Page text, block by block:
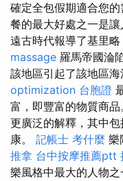
確定全包假期適合您的
餐的最大好處之一是讓
遠古時代報導了基里略
massage 羅馬帝國淪
該地區引起了該地區海
optimization 台胞證
富，即豐富的物質商品
更廣泛的解釋，其中
康。 記帳士 考什麼 樂
推拿 台中按摩推薦ptt
樂風格中最大的人物